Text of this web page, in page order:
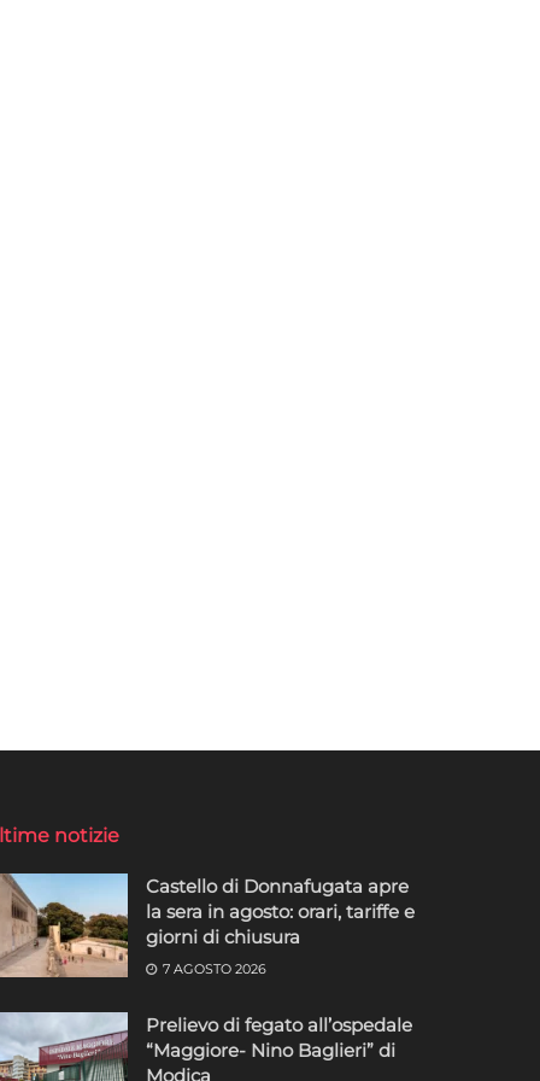
notizie
Castello di Donnafugata apre
la sera in agosto: orari, tariffe e
giorni di chiusura
7 AGOSTO 2026
Prelievo di fegato all’ospedale
“Maggiore- Nino Baglieri” di
Modica